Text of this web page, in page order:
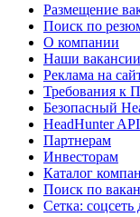
Размещение
Поиск по
О компании
Наши вакансии
Реклама на
Требования к
Безопасный
HeadHunter API
Партнерам
Инвесторам
Каталог
Поиск по
Сетка: соцсеть